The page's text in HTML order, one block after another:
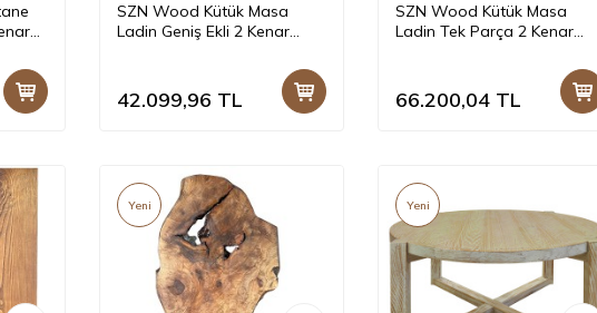
SZN Wood Kütük Masa
Ladin Geniş Ekli 2 Kenar
42.099,96 TL
SZN Wood Kütük Masa
Ladin Tek Parça 2 Kenar
66.200,04 TL
Yeni Yeni